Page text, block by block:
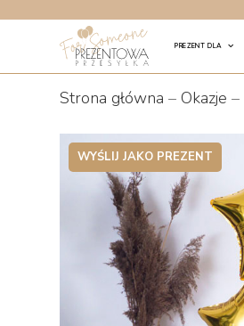
PREZENT DLA
Strona główna –Okazje –
WYŚLIJ JAKO PREZENT